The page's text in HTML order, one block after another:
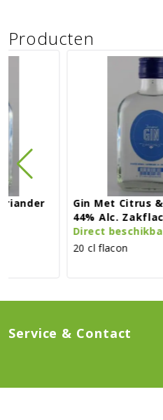
Producten
Gin Met Citrus & Koriander
44% Alc. Zakflacon
Direct beschikbaar
Service & Contact